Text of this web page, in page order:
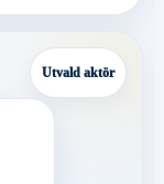
Utvald aktör